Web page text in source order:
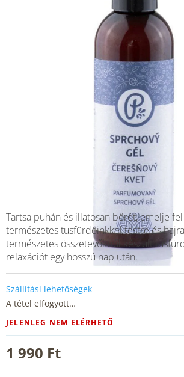
1 990 Ft
JELENLEG NEM ELÉRHETŐ
Szállítási lehetőségek
A tétel elfogyott…
Tartsa puhán és illatosan bőrét, emelje
természetes tusfürdőinkkel testre és
természetes összetevőkből készült
relaxációt egy hosszú nap után.